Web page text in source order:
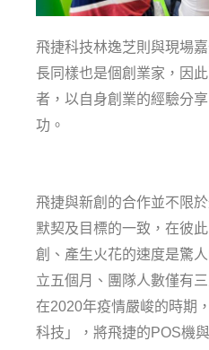
飛捷科技林逸芝則與現場
長同樣也是個創業家，因
者，以自身創業的經驗分
功。
飛捷與新創的合作並不限
默契及目標的一致，在彼
創、產生火花的速度是驚
立五個月、團隊人數僅有
在2020年疫情嚴峻的時期
科技」，將飛捷的POS機